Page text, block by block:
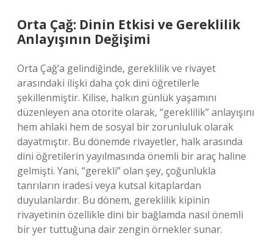
Orta Çağ: Dinin Etkisi ve Gereklilik
Anlayışının Değişimi
Orta Çağ’a gelindiğinde, gereklilik ve rivayet
arasındaki ilişki daha çok dini öğretilerle
şekillenmiştir. Kilise, halkın günlük yaşamını
düzenleyen ana otorite olarak, “gereklilik” anlayışını
hem ahlaki hem de sosyal bir zorunluluk olarak
dayatmıştır. Bu dönemde rivayetler, halk arasında
dini öğretilerin yayılmasında önemli bir araç haline
gelmişti. Yani, “gerekli” olan şey, çoğunlukla
tanrıların iradesi veya kutsal kitaplardan
duyulanlardır. Bu dönem, gereklilik kipinin
rivayetinin özellikle dini bir bağlamda nasıl önemli
bir yer tuttuğuna dair zengin örnekler sunar.